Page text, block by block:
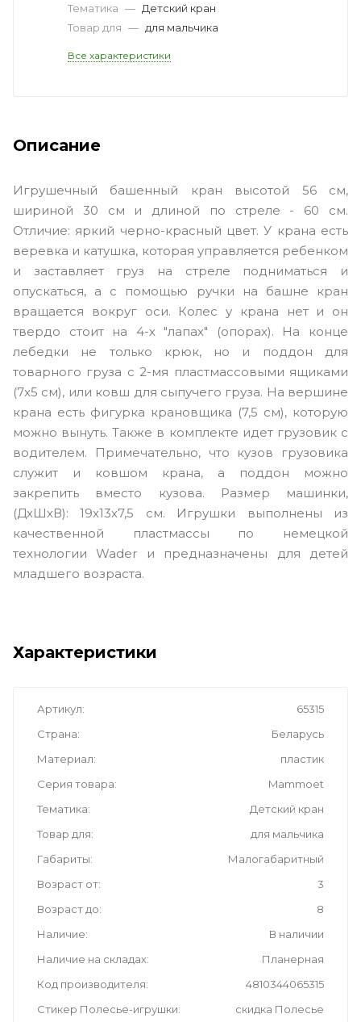
Тематика — Детский кран
Товар для — для мальчика
Все характеристики
Описание
Игрушечный башенный кран высотой 56 см,
шириной 30 см и длиной по стреле - 60 см.
Отличие: яркий черно-красный цвет. У крана есть
веревка и катушка, которая управляется ребенком
и заставляет груз на стреле подниматься и
опускаться, а с помощью ручки на башне кран
вращается вокруг оси. Колес у крана нет и он
твердо стоит на 4-х "лапах" (опорах). На конце
лебедки не только крюк, но и поддон для
товарного груза с 2-мя пластмассовыми ящиками
(7x5 см), или ковш для сыпучего груза. На вершине
крана есть фигурка крановщика (7,5 см), которую
можно вынуть. Также в комплекте идет грузовик с
водителем. Примечательно, что кузов грузовика
служит и ковшом крана, а поддон можно
закрепить вместо кузова. Размер машинки,
(ДхШхВ): 19х13х7,5 см. Игрушки выполнены из
качественной пластмассы по немецкой
технологии Wader и предназначены для детей
младшего возраста.
Характеристики
Артикул
65315
Страна
Беларусь
Материал
пластик
Серия товара
Mammoet
Тематика
Детский кран
Товар для
для мальчика
Габариты
Малогабаритный
Возраст от
3
Возраст до
8
Наличие
В наличии
Наличие на складах
Планерная
Код производителя
4810344065315
Стикер Полесье-игрушки
скидка Полесье